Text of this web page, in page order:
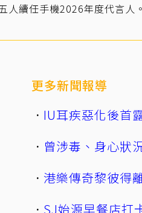
人續任手機2026年度代言人
更多新聞報導
IU耳疾惡化後首
曾涉毒、身心狀
港樂傳奇黎彼得
SJ始源早餐店打